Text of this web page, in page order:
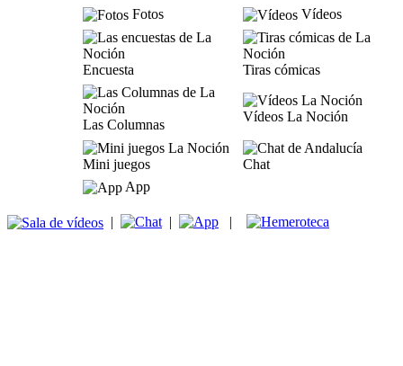
Fotos
Vídeos
Encuesta Tiras cómicas
Las Columnas
Vídeos La Noción
Mini juegos
Chat
App
| | |